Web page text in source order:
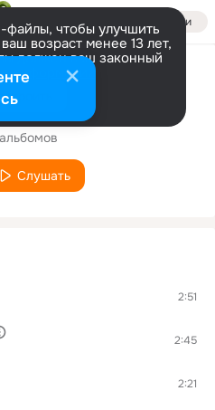
Войти
чтобы улучшить
возраст менее 13 лет,
должен ваш законный
информации
Слушать
2:51
2:45
2:21